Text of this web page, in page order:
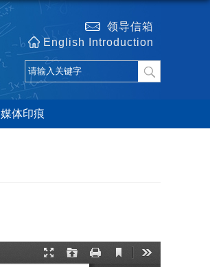
领导信箱
English Introduction
媒体印痕